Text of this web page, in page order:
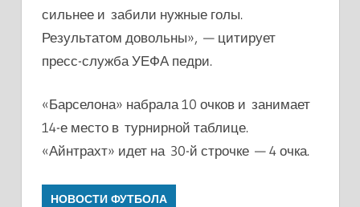
сильнее и забили нужные голы.
Результатом довольны», — цитирует
пресс-служба УЕФА педри.
«Барселона» набрала 10 очков и занимает
14-е место в турнирной таблице.
«Айнтрахт» идет на 30-й строчке — 4 очка.
НОВОСТИ ФУТБОЛА